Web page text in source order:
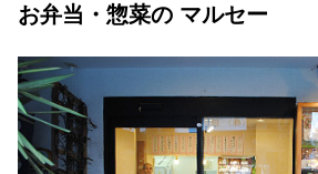
お弁当・惣菜の マルセー